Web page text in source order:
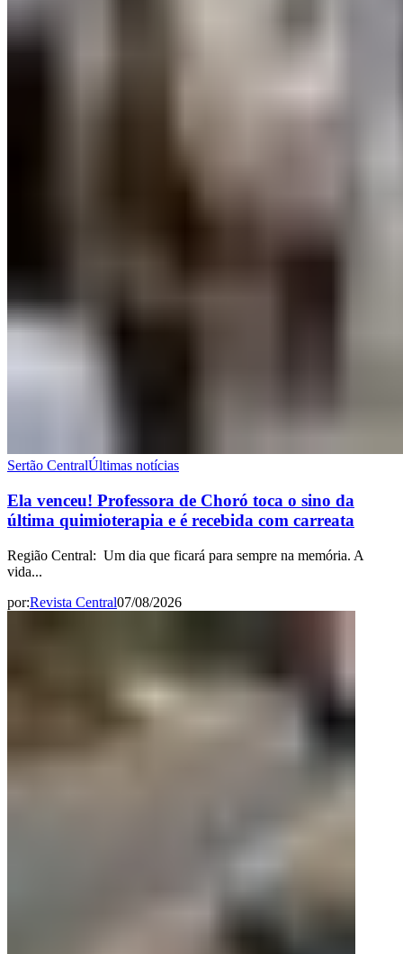
Sertão CentralÚltimas notícias
Ela venceu! Professora de Choró toca o sino da
última quimioterapia e é recebida com carreata
Região Central: Um dia que ficará para sempre na memória. A
vida...
por:Revista Central07/08/2026